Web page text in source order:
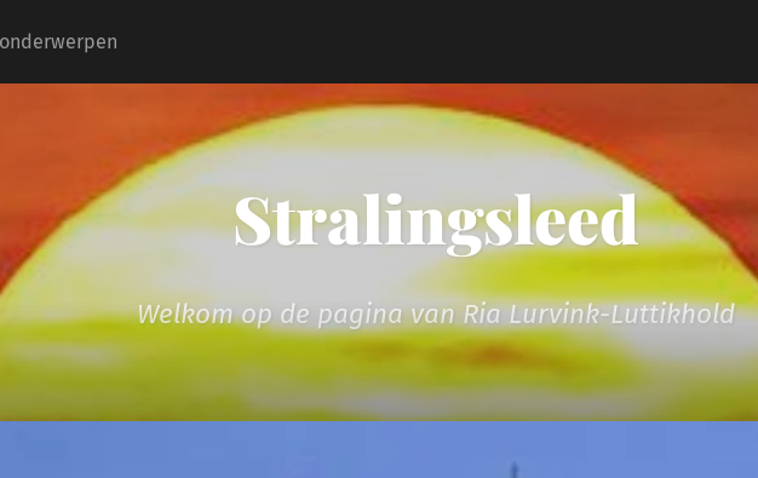
Stralingsleed
Welkom op de pagina van Ria Lurvink-Luttikhold